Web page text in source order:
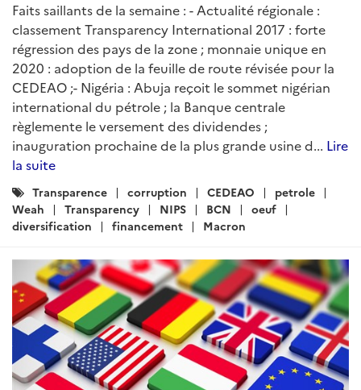
Faits saillants de la semaine : - Actualité régionale :
classement Transparency International 2017 : forte
régression des pays de la zone ; monnaie unique en
2020 : adoption de la feuille de route révisée pour la
CEDEAO ;- Nigéria : Abuja reçoit le sommet nigérian
international du pétrole ; la Banque centrale
règlemente le versement des dividendes ;
inauguration prochaine de la plus grande usine d... Lire
la suite
Catégories
:
Transparence corruption CEDEAO
petrole
Weah
Transparency NIPS BCN
oeuf
diversification
financement Macron